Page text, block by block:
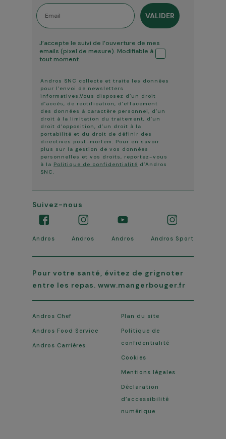
Email
VALIDER
Tracking ouverture
J’accepte le suivi de l’ouverture de mes
emails (pixel de mesure). Modifiable à
tout moment.
Andros SNC collecte et traite les données
pour l’envoi de newsletters
informatives.Vous disposez d’un droit
d’accès, de rectification, d’effacement
des données à caractère personnel, d’un
droit à la limitation du traitement, d’un
droit d’opposition, d’un droit à la
portabilité et du droit de définir des
directives post-mortem. Pour en savoir
plus sur la gestion de vos données
personnelles et vos droits, reportez-vous
à la Politique de confidentialité d’Andros
SNC.
Plan du site
Politique de
confidentialité
Cookies
Mentions légales
Déclaration
d’accessibilité
numérique
Andros Chef
Andros Food Service
Andros Carrières
Suivez-nous
Andros Andros Andros Andros Sport
Pour votre santé, évitez de grignoter
entre les repas. www.mangerbouger.fr